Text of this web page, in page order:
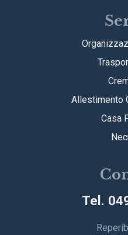
Allestimento
Casa
Tel.